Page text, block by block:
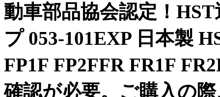
動車部品協会認定！
プ 053-101EXP 日本製
FP1F FP2FFR FR1F
確認が必要。ご購入の